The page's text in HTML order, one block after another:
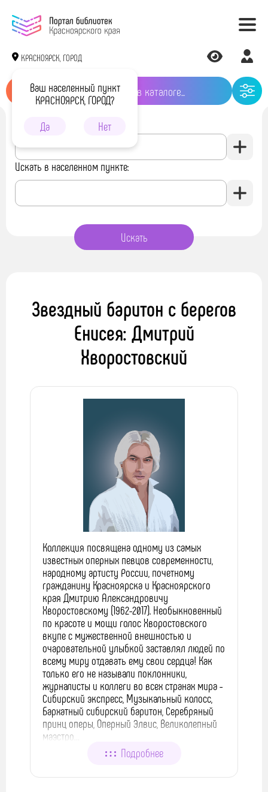
КРАСНОЯРСК, ГОРОД
Ваш населенный пункт
КРАСНОЯРСК, ГОРОД?
Да
Нет
Искать в библиотеке:
Искать в населенном пункте:
Звездный баритон с берегов
Енисея: Дмитрий
Хворостовский
Коллекция посвящена одному из самых
известных оперных певцов современности,
народному артисту России, почетному
гражданину Красноярска и Красноярского
края Дмитрию Александровичу
Хворостовскому (1962-2017). Необыкновенный
по красоте и мощи голос Хворостовского
вкупе с мужественной внешностью и
очаровательной улыбкой заставлял людей по
всему миру отдавать ему свои сердца! Как
только его не называли поклонники,
журналисты и коллеги во всех странах мира -
Сибирский экспресс, Музыкальный колосс,
Бархатный сибирский баритон, Серебряный
принц оперы, Оперный Элвис, Великолепный
маэстро…
В коллекции представлены тексты статей из
Подробнее